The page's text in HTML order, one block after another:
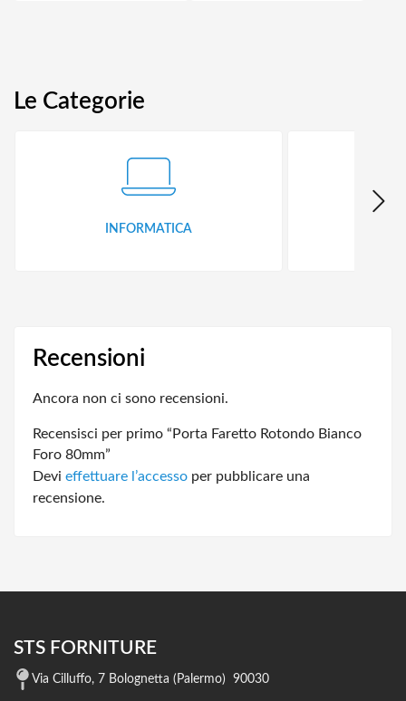
Le Categorie
INFORMATICA
Recensioni
Ancora non ci sono recensioni.
Recensisci per primo “Porta Faretto Rotondo Bianco
Foro 80mm”
Devi effettuare l’accesso per pubblicare una
recensione.
STS FORNITURE
Via Cilluffo, 7 Bolognetta (Palermo) 90030